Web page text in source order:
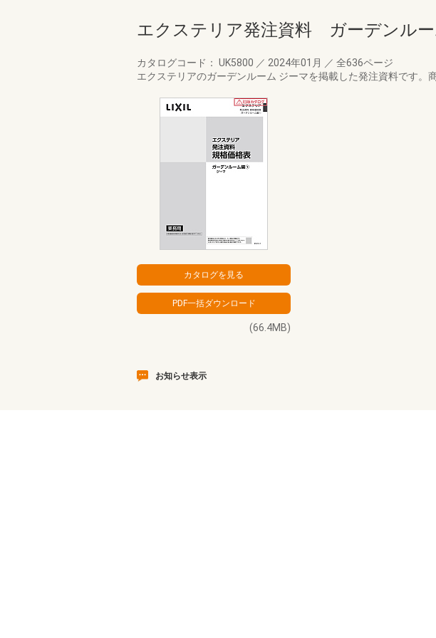
エクステリア発注資料 ガーデンル
カタログコード： UK5800 ／ 2024年01月 ／ 全636ページ
エクステリアのガーデンルーム ジーマを掲載した発注資料です。
(66.4MB)
お知らせ表示